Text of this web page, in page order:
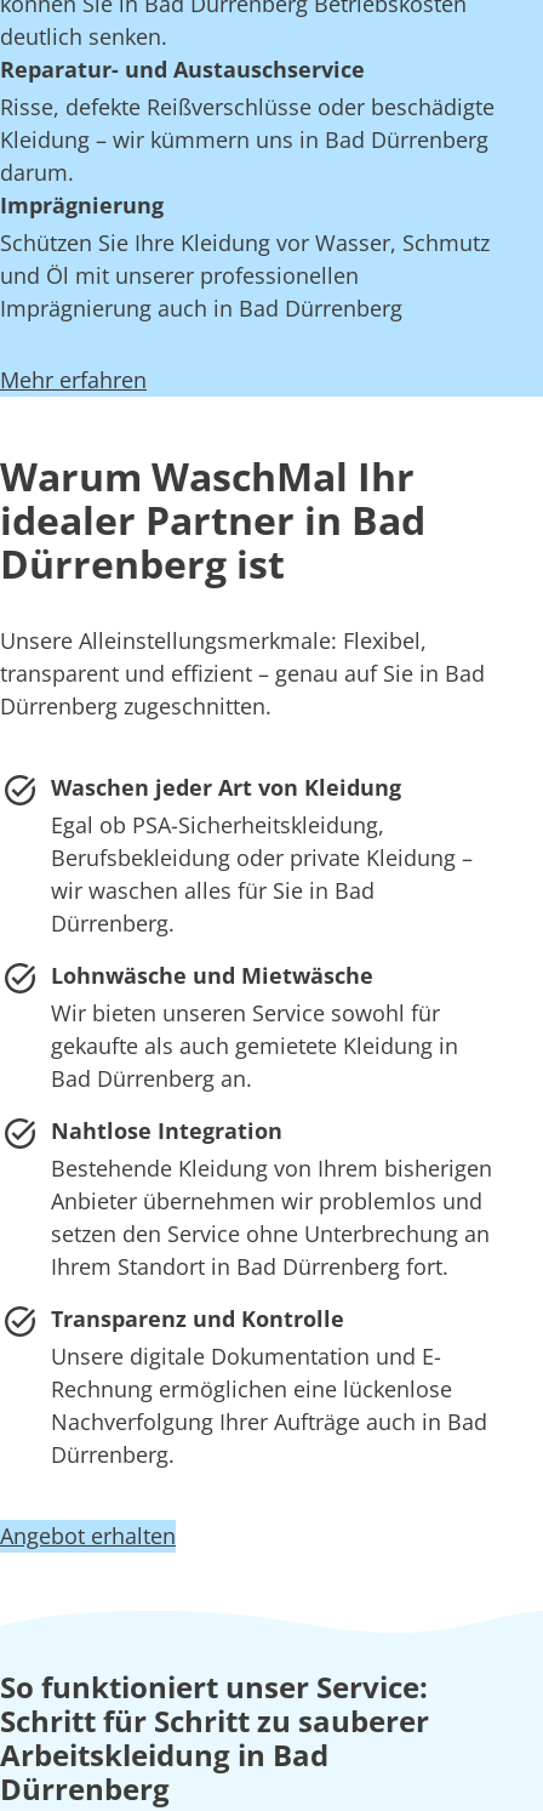
deutlich senken.
Reparatur- und Austauschservice
Risse, defekte Reißverschlüsse oder beschädigte
Kleidung – wir kümmern uns in Bad Dürrenberg
darum.
Imprägnierung
Schützen Sie Ihre Kleidung vor Wasser, Schmutz
und Öl mit unserer professionellen
Imprägnierung auch in Bad Dürrenberg
Mehr erfahren
Warum WaschMal Ihr
idealer Partner in Bad
Dürrenberg ist
Unsere Alleinstellungsmerkmale: Flexibel,
transparent und effizient – genau auf Sie in Bad
Dürrenberg zugeschnitten.
Waschen jeder Art von Kleidung
Egal ob PSA-Sicherheitskleidung,
Berufsbekleidung oder private Kleidung –
wir waschen alles für Sie in Bad
Dürrenberg.
Lohnwäsche und Mietwäsche
Wir bieten unseren Service sowohl für
gekaufte als auch gemietete Kleidung in
Bad Dürrenberg an.
Nahtlose Integration
Bestehende Kleidung von Ihrem bisherigen
Anbieter übernehmen wir problemlos und
setzen den Service ohne Unterbrechung an
Ihrem Standort in Bad Dürrenberg fort.
Transparenz und Kontrolle
Unsere digitale Dokumentation und E-
Rechnung ermöglichen eine lückenlose
Nachverfolgung Ihrer Aufträge auch in Bad
Dürrenberg.
Angebot erhalten
So funktioniert unser Service:
Schritt für Schritt zu sauberer
Arbeitskleidung in Bad
Dürrenberg